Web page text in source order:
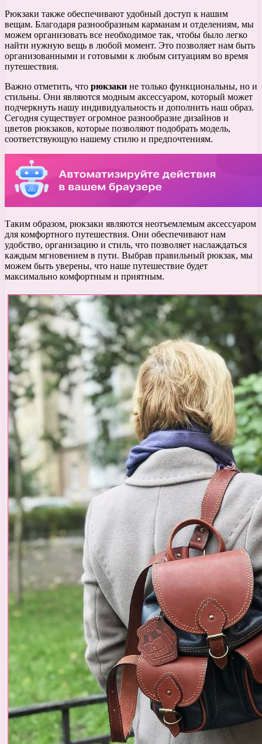
Рюкзаки также обеспечивают удобный доступ к нашим
вещам. Благодаря разнообразным карманам и отделениям, мы
можем организовать все необходимое так, чтобы было легко
найти нужную вещь в любой момент. Это позволяет нам быть
организованными и готовыми к любым ситуациям во время
путешествия.
Важно отметить, что рюкзаки не только функциональны, но и
стильны. Они являются модным аксессуаром, который может
подчеркнуть нашу индивидуальность и дополнить наш образ.
Сегодня существует огромное разнообразие дизайнов и
цветов рюкзаков, которые позволяют подобрать модель,
соответствующую нашему стилю и предпочтениям.
Таким образом, рюкзаки являются неотъемлемым аксессуаром
для комфортного путешествия. Они обеспечивают нам
удобство, организацию и стиль, что позволяет наслаждаться
каждым мгновением в пути. Выбрав правильный рюкзак, мы
можем быть уверены, что наше путешествие будет
максимально комфортным и приятным.